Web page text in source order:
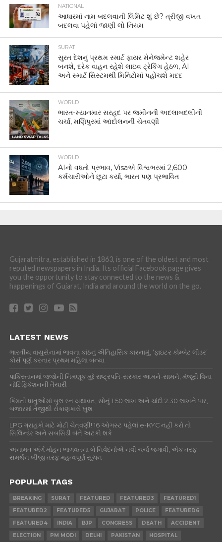
NATIONAL
આધારમાં નામ બદલવાની લિમિટ શું છે? ત્રીજી વખત
બદલવા પહેલાં જાણી લો નિયમ
SURAT
સુરત દેશનું પ્રથમ સ્માર્ટ ફાયર મેનેજમેન્ટ શહેર
બનશે, દરેક વાહન રહેશે લાઇવ ટ્રેકિંગ હેઠળ, AI
અને સ્માર્ટ સિસ્ટમથી મિનિટોમાં પહોંચશે મદદ
WORLD
ભારત-મ્યાનમાર સરહદ પર જમીનની અદલાબદલીની
ચર્ચા, મણિપુરમાં આંદોલનની ચેતવણી
WORLD
AIનો વધતો પ્રભાવ, Visaએ વિશ્વભરમાં 2,600
કર્મચારીઓને છૂટા કર્યા, ભારત પણ પ્રભાવિત
Gujaratmitra, established in 1863, is one of the oldest and most
reputed newspapers in India. Its official Facebook page gives
you the opportunity to stay connected to the news &
happenings of Gujarat, India and around the world on the go.
LATEST NEWS
ભારતીય વાયુસેનામાં ભાવના કાંઠનું ઐતિહાસિક કારનામું, ‘ફાઇટર કોમ્બેટ લીડર’
કોર્સ પૂર્ણ કરનાર પ્રથમ મહિલા બન્યા
પાકિસ્તાનમાં જજોની નિમણૂક મુદ્દે રાષ્ટ્રપતિ-સરકાર આમને-સામને, મંજૂરી વિના
નોટિફિકેશનની તૈયારી
કિંમતી ધાતુઓમાં બુલ રન યથાવત, સોનું 1.50 લાખ અને ચાંદી 2.30 લાખને પાર,
બજારમાં તેજીથી રોકાણકારો ખુશ
LPG ગ્રાહકો માટે મોટી ચેતવણી! 16 ઓગસ્ટ પહેલાં e-KYC નહીં કરો તો
સિલિન્ડર અને સબસિડી બંને અટકી શકે
અનામત અંગે મોહન ભાગવતના બે નિવેદનોએ નવી ચર્ચા જગાવી, એક તરફ
સમર્થન બીજી તરફ મહત્વપૂર્ણ સૂચન
POPULAR TAGS
BREAKING SURAT FEATURED FEATURED3
FEATURED1
FEATURED2
FEATURED5 GUJARAT POLICE
FEATURED6
FEATURED4
INDIA BJP CONGRESS DEATH
ACCIDENT
ELECTION
PM MODI DELHI PAKISTAN HOSPITAL